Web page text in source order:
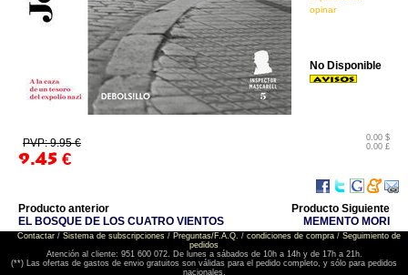
opinar
PVP: 9.95 €
9.45 €
0.00 $
0.00 £
No Disponible
Producto anterior
EL BOSQUE DE LOS CUATRO VIENTOS
Producto Siguiente
MEMENTO MORI
Contactar/ Sistema de subscripciones/ Preguntas/F.A.Q. / condiciones de compra/ Seguimiento de
pedidos
Atención al cliente: 951 600 072. De lunes a sábados de 10h a 14h y de 17h a 21h.
(**) Las ofertas de gastos de envio gratuitos son válidas para el pedido completo, y sólo para pedidos
nacionales.